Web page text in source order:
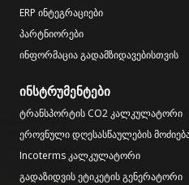
ERP ინტეგრაციები
პარტნიორები
ინფორმაცია გადამზიდავებისთვის
ინსტრუმენტები
ტრანსპორტის CO2 კალკულატორი
ეროვნული დღესასწაულების
Incoterms კალკულატორი
გადაზიდვის ეტიკეტის გენერატორი